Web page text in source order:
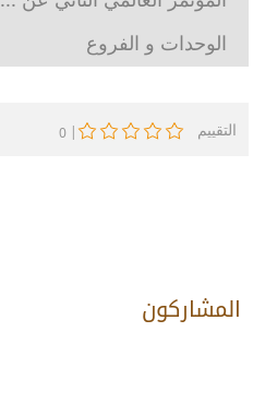
الوحدات و الفروع
التقييم |
0
المشاركون